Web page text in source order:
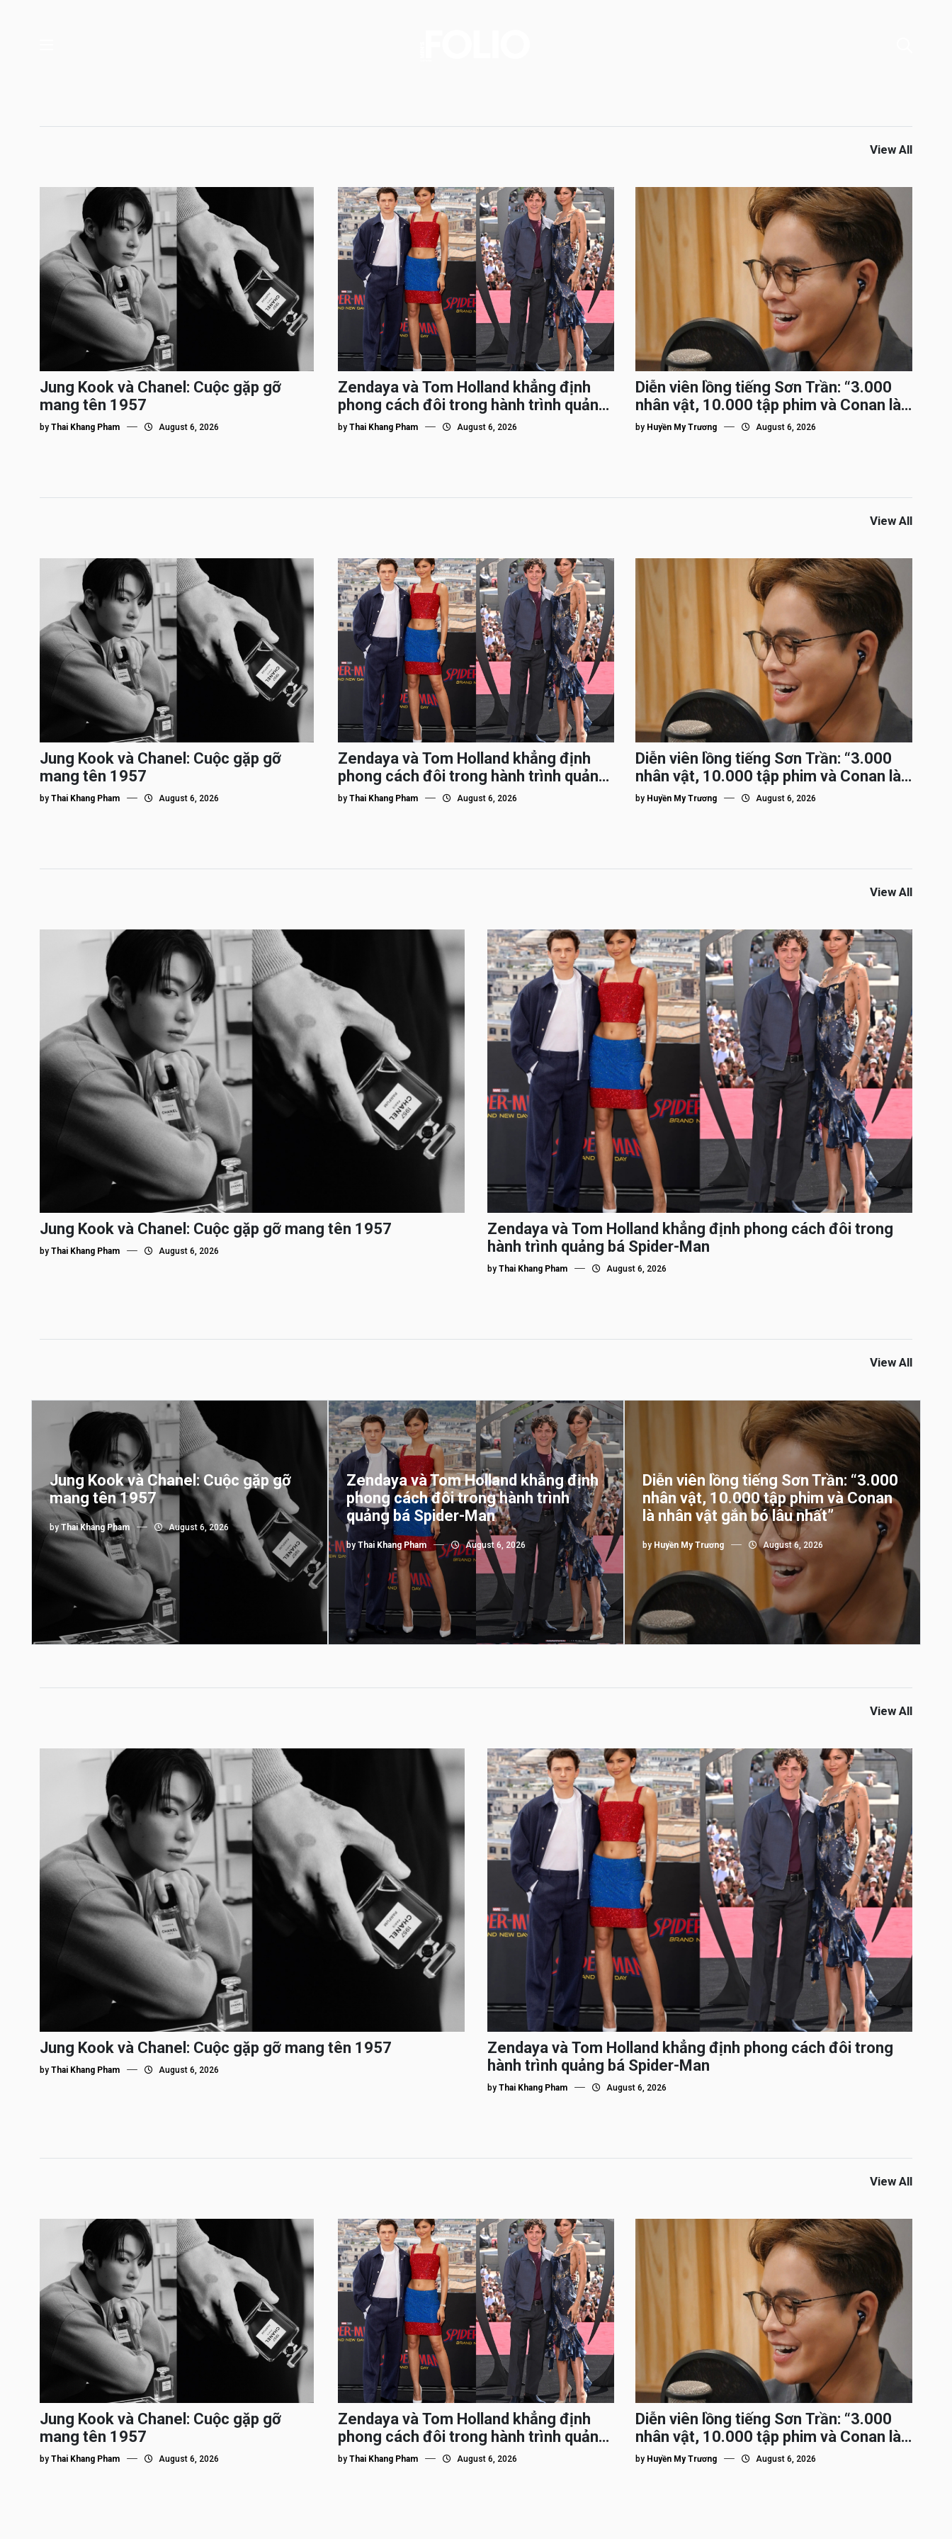
View All
Jung Kook và Chanel: Cuộc gặp gỡ
mang tên 1957
by Thai Khang Pham August 6, 2026
Zendaya và Tom Holland khẳng định
phong cách đôi trong hành trình quảng
bá Spider-Man
by Thai Khang Pham August 6, 2026
Diễn viên lồng tiếng Sơn Trần: “3.000
nhân vật, 10.000 tập phim và Conan là
nhân vật gắn bó lâu nhất”
by Huyền My Trương August 6, 2026
View All
Jung Kook và Chanel: Cuộc gặp gỡ
mang tên 1957
by Thai Khang Pham August 6, 2026
Zendaya và Tom Holland khẳng định
phong cách đôi trong hành trình quảng
bá Spider-Man
by Thai Khang Pham August 6, 2026
Diễn viên lồng tiếng Sơn Trần: “3.000
nhân vật, 10.000 tập phim và Conan là
nhân vật gắn bó lâu nhất”
by Huyền My Trương August 6, 2026
View All
Jung Kook và Chanel: Cuộc gặp gỡ mang tên 1957
by Thai Khang Pham August 6, 2026
Zendaya và Tom Holland khẳng định phong cách đôi trong
hành trình quảng bá Spider-Man
by Thai Khang Pham August 6, 2026
View All
Jung Kook và Chanel: Cuộc gặp gỡ
mang tên 1957
by Thai Khang Pham August 6, 2026
Zendaya và Tom Holland khẳng định
phong cách đôi trong hành trình
quảng bá Spider-Man
by Thai Khang Pham August 6, 2026
Diễn viên lồng tiếng Sơn Trần: “3.000
nhân vật, 10.000 tập phim và Conan
là nhân vật gắn bó lâu nhất”
by Huyền My Trương August 6, 2026
View All
Jung Kook và Chanel: Cuộc gặp gỡ mang tên 1957
by Thai Khang Pham August 6, 2026
Zendaya và Tom Holland khẳng định phong cách đôi trong
hành trình quảng bá Spider-Man
by Thai Khang Pham August 6, 2026
View All
Jung Kook và Chanel: Cuộc gặp gỡ
mang tên 1957
by Thai Khang Pham August 6, 2026
Zendaya và Tom Holland khẳng định
phong cách đôi trong hành trình quảng
bá Spider-Man
by Thai Khang Pham August 6, 2026
Diễn viên lồng tiếng Sơn Trần: “3.000
nhân vật, 10.000 tập phim và Conan là
nhân vật gắn bó lâu nhất”
by Huyền My Trương August 6, 2026